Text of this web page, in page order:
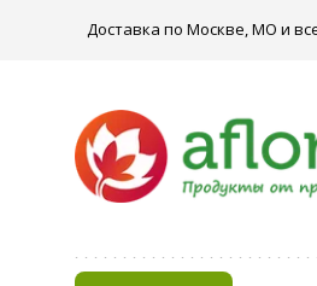
Доставка по Москве, МО и